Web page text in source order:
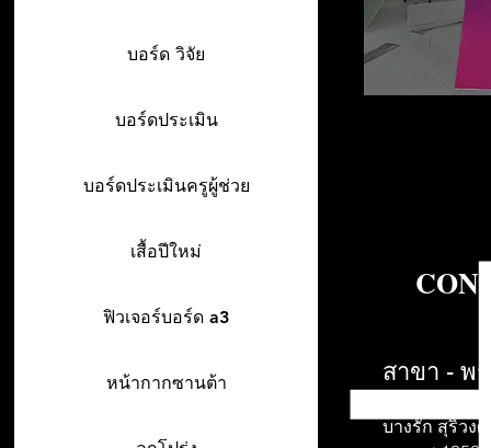
บอร์ด วิจัย
บอร์ดประเมิน
บอร์ดประเมินครูผู้ช่วย
เสื้อปีใหม่
ฟิวเจอร์บอร์ด a3
หน้ากากซานต้า สาขา - พ
บางรัก สุริวงศ์